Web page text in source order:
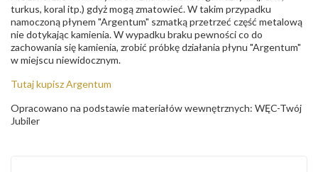
turkus, koral itp.) gdyż mogą zmatowieć. W takim przypadku
namoczoną płynem "Argentum" szmatką przetrzeć część metalową
nie dotykając kamienia. W wypadku braku pewności co do
zachowania się kamienia, zrobić próbkę działania płynu "Argentum"
w miejscu niewidocznym.
Tutaj kupisz Argentum
Opracowano na podstawie materiałów wewnętrznych: WĘC-Twój
Jubiler